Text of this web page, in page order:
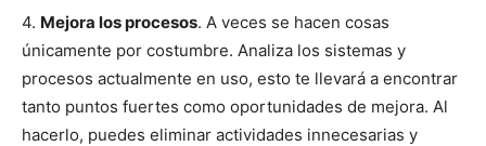
4. Mejora los procesos. A veces se hacen cosas
únicamente por costumbre. Analiza los sistemas y
procesos actualmente en uso, esto te llevará a encontrar
tanto puntos fuertes como oportunidades de mejora. Al
hacerlo, puedes eliminar actividades innecesarias y